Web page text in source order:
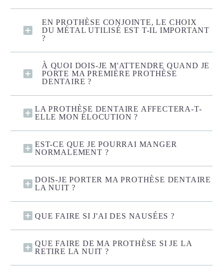
EN PROTHÈSE CONJOINTE, LE CHOIX
DU MÉTAL UTILISÉ EST T-IL IMPORTANT
?
À QUOI DOIS-JE M'ATTENDRE QUAND JE
PORTE MA PREMIÈRE PROTHÈSE
DENTAIRE ?
LA PROTHÈSE DENTAIRE AFFECTERA-T-
ELLE MON ÉLOCUTION ?
EST-CE QUE JE POURRAI MANGER
NORMALEMENT ?
DOIS-JE PORTER MA PROTHÈSE DENTAIRE
LA NUIT ?
QUE FAIRE SI J'AI DES NAUSÉES ?
QUE FAIRE DE MA PROTHÈSE SI JE LA
RETIRE LA NUIT ?